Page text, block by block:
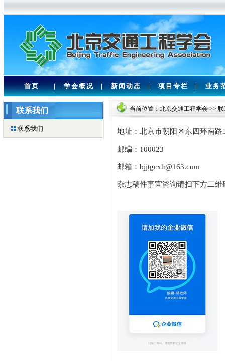
首页 | 学会概况 | 新闻动态 | 项目专栏 | 业务
联系我们
联系我们
当前位置： 北京交通工程学会>>联
地址：北京市朝阳区东四环南路
邮编：100023
邮箱：bjjtgcxh@163.com
杂志稿件事宜咨询请扫下方二维